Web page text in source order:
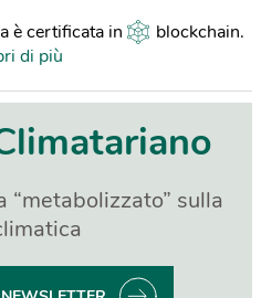
è certificata in blockchain.
di più
“metabolizzato” sulla